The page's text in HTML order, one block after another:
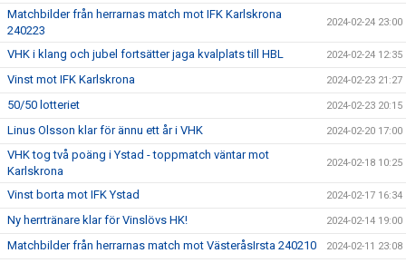
Matchbilder från herrarnas match mot IFK Karlskrona
240223
2024-02-24 23:00
VHK i klang och jubel fortsätter jaga kvalplats till HBL 2024-02-24 12:35
Vinst mot IFK Karlskrona 2024-02-23 21:27
50/50 lotteriet 2024-02-23 20:15
Linus Olsson klar för ännu ett år i VHK 2024-02-20 17:00
VHK tog två poäng i Ystad - toppmatch väntar mot
Karlskrona
2024-02-18 10:25
Vinst borta mot IFK Ystad 2024-02-17 16:34
Ny herrtränare klar för Vinslövs HK! 2024-02-14 19:00
Matchbilder från herrarnas match mot VästeråsIrsta 240210 2024-02-11 23:08